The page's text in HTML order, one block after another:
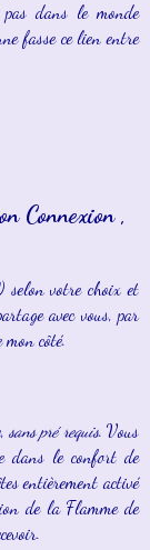
dans le monde
fasse ce lien entre
Connexion ,
votre choix et
avec vous, par
côté.
sans pré requis. Vous
dans le confort de
entièrement activé
de la Flamme de